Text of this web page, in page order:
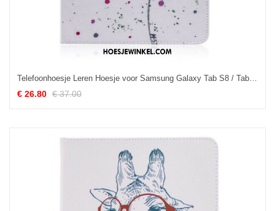
Telefoonhoesje Leren Hoesje voor Samsung Galaxy Tab S8 / Tab S7 Papaver
€ 26.80 € 37.00